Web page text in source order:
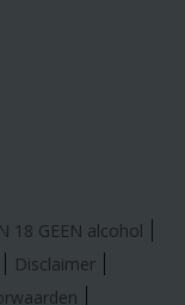
18 GEEN alcohol
Disclaimer